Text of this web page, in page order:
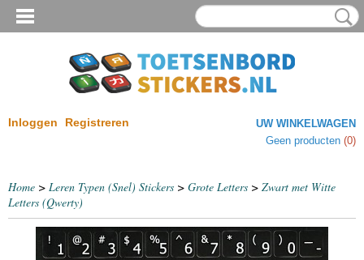
Inloggen Registreren
UW WINKELWAGEN
Geen producten (0)
Home > Leren Typen (Snel) Stickers > Grote Letters > Zwart met Witte
Letters (Qwerty)